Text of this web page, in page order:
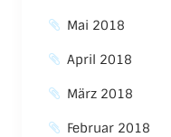
Mai 2018
April 2018
März 2018
Februar 2018